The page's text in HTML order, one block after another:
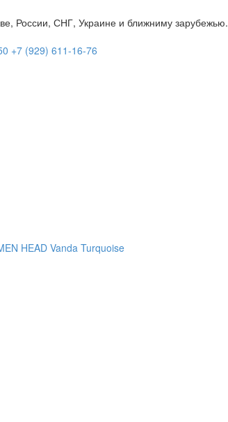
России, СНГ, Украине и ближниму зарубежью.
+7 (929) 611-16-76
HEAD Vanda Turquoise